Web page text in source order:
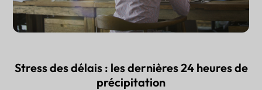
Stress des délais : les dernières 24 heures de
précipitation